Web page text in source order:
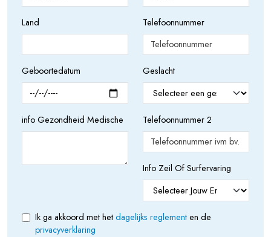
Land
Geboortedatum
info Gezondheid Medische
Telefoonnummer
Geslacht
Telefoonnummer 2
Info Zeil Of Surfervaring
Ik ga akkoord met het dagelijks reglementen de
privacyverklaring